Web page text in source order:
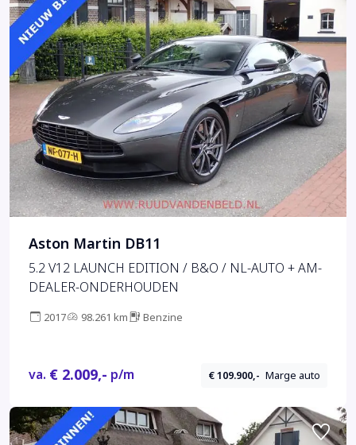
Aston Martin DB11
5.2 V12 LAUNCH EDITION / B&O / NL-AUTO + AM-
DEALER-ONDERHOUDEN
2017 98.261 km Benzine
va. € 2.009,- p/m € 109.900,- Marge auto